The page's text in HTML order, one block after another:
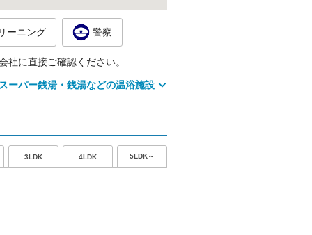
ーニング 警察
に直接ご確認ください。
ーパー銭湯・銭湯などの温浴施設
3LDK 4LDK 5LDK～